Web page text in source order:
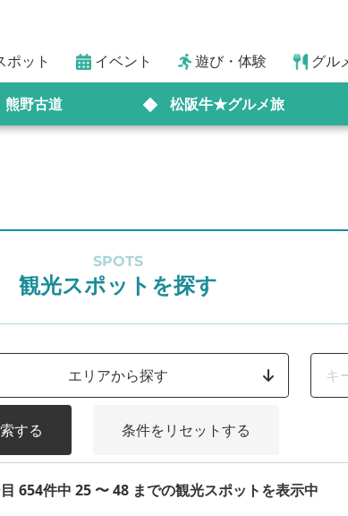
ポット イベント 遊び・体験 グル
熊野古道 松阪牛★グルメ旅
SPOTS
観光スポットを探す
エリアから探す
する 条件をリセットする
654件中 25 〜 48 までの観光スポットを表示中